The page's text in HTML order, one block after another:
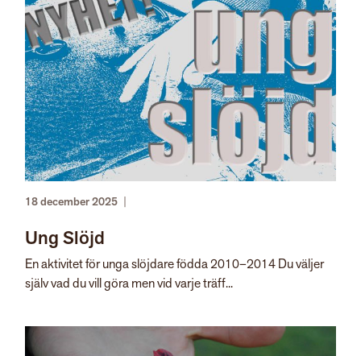
18 december 2025 |
Ung Slöjd
En aktivitet för unga slöjdare födda 2010–2014 Du väljer
själv vad du vill göra men vid varje träff...